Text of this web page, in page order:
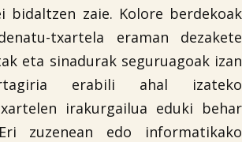
bidaltzen zaie. Kolore berdekoak
txartela eraman dezakete
eta sinadurak seguruagoak izan
erabili ahal izateko
irakurgailua eduki behar
zuzenean edo informatikako